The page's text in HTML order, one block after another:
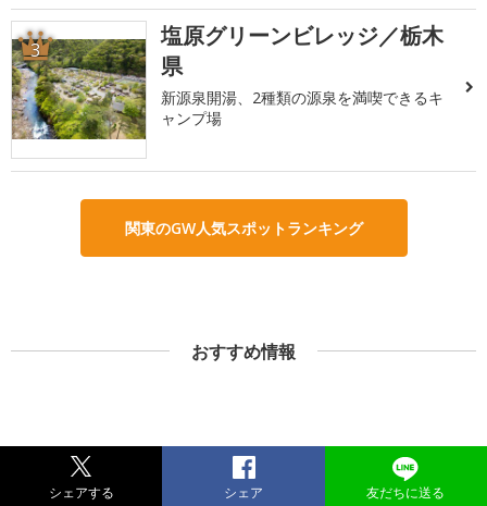
3
塩原グリーンビレッジ／栃木
県
新源泉開湯、2種類の源泉を満喫できるキ
ャンプ場
関東のGW人気スポットランキング
おすすめ情報
シェアする シェア 友だちに送る